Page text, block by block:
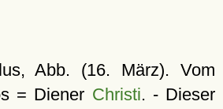
Abb. (16. März). Vom
= Diener Christi. - Dieser